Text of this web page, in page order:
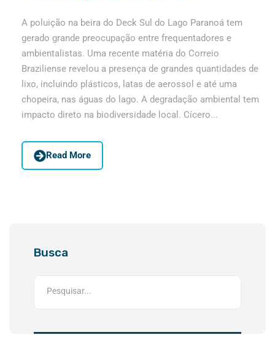
A poluição na beira do Deck Sul do Lago Paranoá tem
gerado grande preocupação entre frequentadores e
ambientalistas. Uma recente matéria do Correio
Braziliense revelou a presença de grandes quantidades de
lixo, incluindo plásticos, latas de aerossol e até uma
chopeira, nas águas do lago. A degradação ambiental tem
impacto direto na biodiversidade local. Cícero...
Read More
Busca